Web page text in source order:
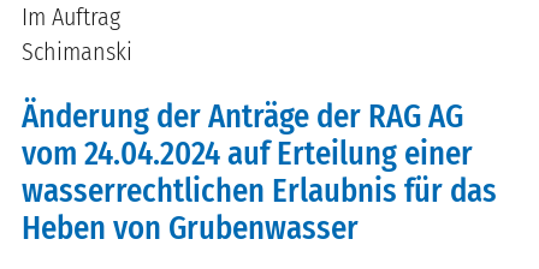
Im Auftrag
Schimanski
Änderung der Anträge der RAG AG
vom 24.04.2024 auf Erteilung einer
wasserrechtlichen Erlaubnis für das
Heben von Grubenwasser